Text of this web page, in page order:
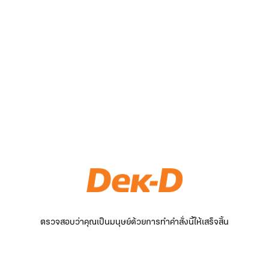
ตรวจสอบว่าคุณเป็นมนุษย์ด้วยการทำคำสั่งนี้ให้เสร็จสิ้น